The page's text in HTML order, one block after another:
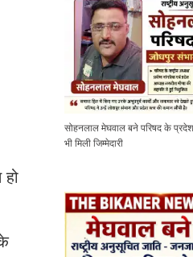
सोहनलाल मेघवाल बने परिषद के
भी मिली जिम्मेदारी